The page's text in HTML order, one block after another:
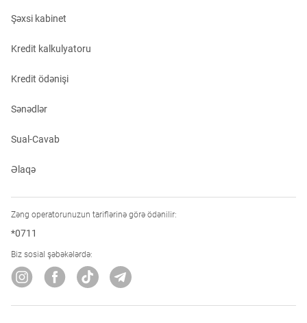
Şəxsi kabinet
Kredit kalkulyatoru
Kredit ödənişi
Sənədlər
Sual-Cavab
Əlaqə
Zəng operatorunuzun tariflərinə görə ödənilir:
*0711
Biz sosial şəbəkələrdə: